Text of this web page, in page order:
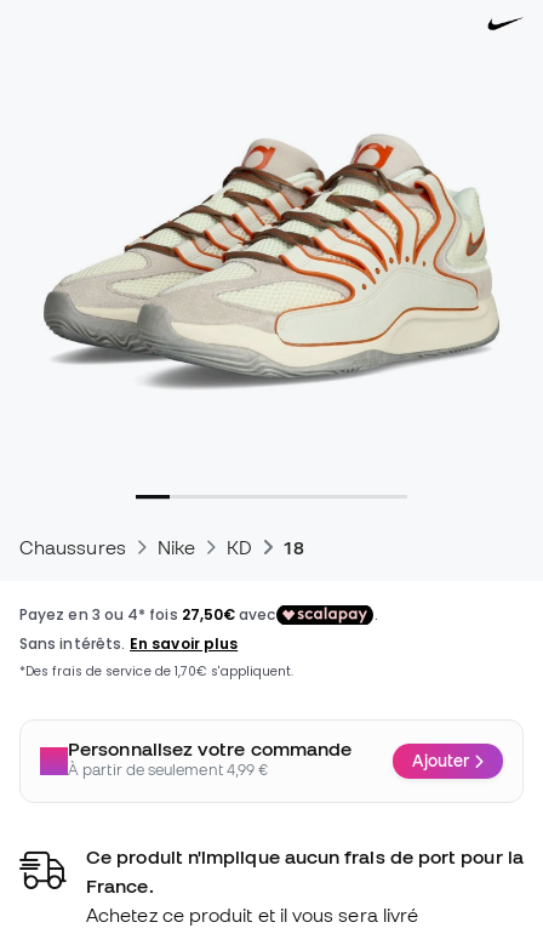
Chaussures Nike KD 18
Personnalisez votre commande
À partir de seulement 4,99 € Ajouter
Ce produit n'implique aucun frais de port pour la
France.
Achetez ce produit et il vous sera livré